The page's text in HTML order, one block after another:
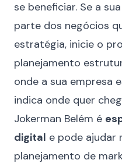
se beneficiar. Se a
parte dos negócios
estratégia, inicie o
planejamento
onde a sua empresa
indica onde quer
Jokerman Belém é
digital e pode ajudar
planejamento de